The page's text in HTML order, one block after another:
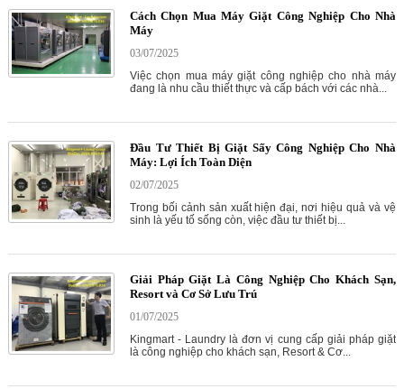
Cách Chọn Mua Máy Giặt Công Nghiệp Cho Nhà
Máy
03/07/2025
Việc chọn mua máy giặt công nghiệp cho nhà máy
đang là nhu cầu thiết thực và cấp bách với các nhà...
Đầu Tư Thiết Bị Giặt Sấy Công Nghiệp Cho Nhà
Máy: Lợi Ích Toàn Diện
02/07/2025
Trong bối cảnh sản xuất hiện đại, nơi hiệu quả và vệ
sinh là yếu tố sống còn, việc đầu tư thiết bị...
Giải Pháp Giặt Là Công Nghiệp Cho Khách Sạn,
Resort và Cơ Sở Lưu Trú
01/07/2025
Kingmart - Laundry là đơn vị cung cấp giải pháp giặt
là công nghiệp cho khách sạn, Resort & Cơ...